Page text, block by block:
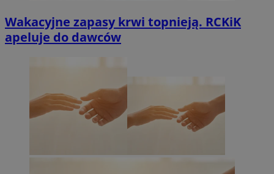
Wakacyjne zapasy krwi topnieją. RCKiK
apeluje do dawców